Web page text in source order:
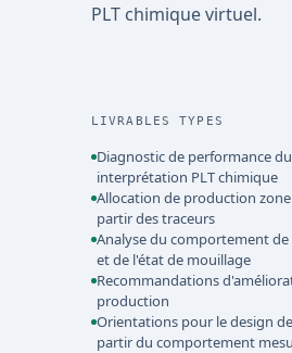
PLT chimique virtuel.
LIVRABLES TYPES
Diagnostic de performance
interprétation PLT chimique
Allocation de production
partir des traceurs
Analyse du comportement
et de l'état de mouillage
Recommandations
production
Orientations pour le design
partir du comportement